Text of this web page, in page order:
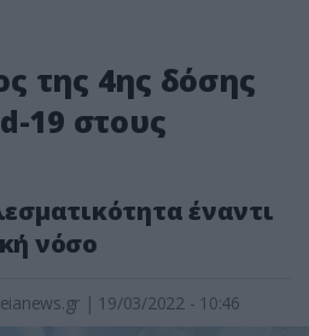
της 4ης δόσης
19 στους
έναντι
νόσο
| 19/03/2022 - 10:46